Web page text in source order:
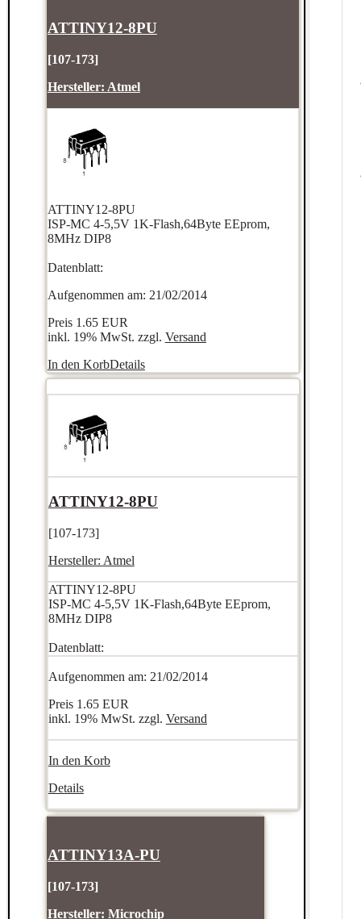
ATTINY12-8PU
[107-173]
Hersteller: Atmel
ATTINY12-8PU
ISP-MC 4-5,5V 1K-Flash,64Byte EEprom,
8MHz DIP8
Datenblatt:
Aufgenommen am: 21/02/2014
Preis 1.65 EUR
inkl. 19% MwSt. zzgl. Versand
In den KorbDetails
ATTINY12-8PU
[107-173]
Hersteller: Atmel
ATTINY12-8PU
ISP-MC 4-5,5V 1K-Flash,64Byte EEprom,
8MHz DIP8
Datenblatt:
Aufgenommen am: 21/02/2014
Preis 1.65 EUR
inkl. 19% MwSt. zzgl. Versand
In den Korb
Details
ATTINY13A-PU
[107-173]
Hersteller: Microchip